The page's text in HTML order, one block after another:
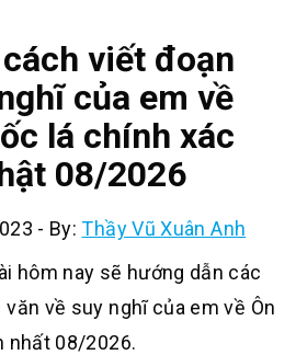
viết đoạn
của em về
lá chính xác
08/2026
- By:Thầy Vũ Xuân Anh
hôm nay sẽ hướng dẫn các
về suy nghĩ của em về Ôn
nhất 08/2026.